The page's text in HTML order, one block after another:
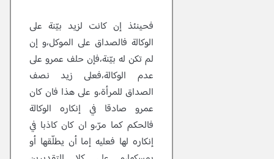
فحينئذ إن كانت لزيد بيّنة على
الوكالة فالصداق على الموكل،و إن
لم تكن له بيّنة،فإن حلف عمرو على
عدم الوكالة،فعلى زيد نصف
الصداق للمرأة،و على هذا فان كان
عمرو صادقا في إنكاره الوكالة
فالحكم كما مرّ،و ان كان كاذبا في
إنكاره لها فعليه إما أن يطلّقها أو